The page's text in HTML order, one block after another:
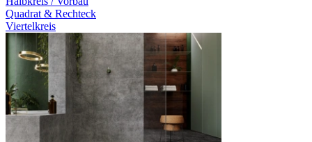
Quadrat & Rechteck
Viertelkreis